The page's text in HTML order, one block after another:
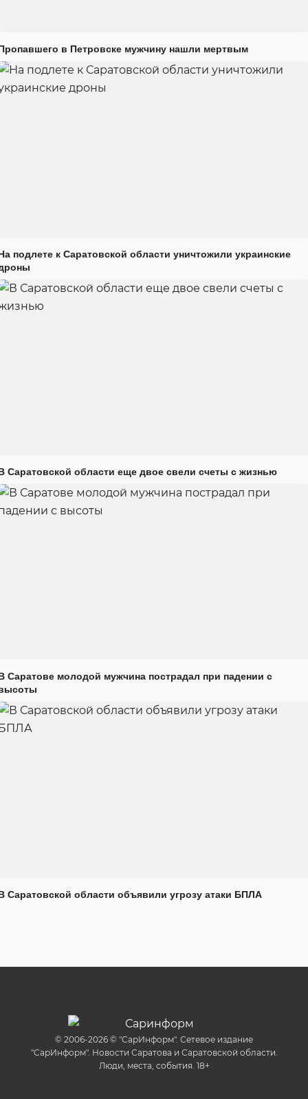
в Петровске мужчину нашли мертвым
подлете к Саратовской области уничтожили украинские
Саратовской области еще двое свели счеты с жизнью
Саратове молодой мужчина пострадал при падении с
Саратовской области объявили угрозу атаки БПЛА
© 2006-2026 © "СарИнформ". Сетевое издание
"СарИнформ". Новости Саратова и Саратовской области.
Люди, места, события. 18+